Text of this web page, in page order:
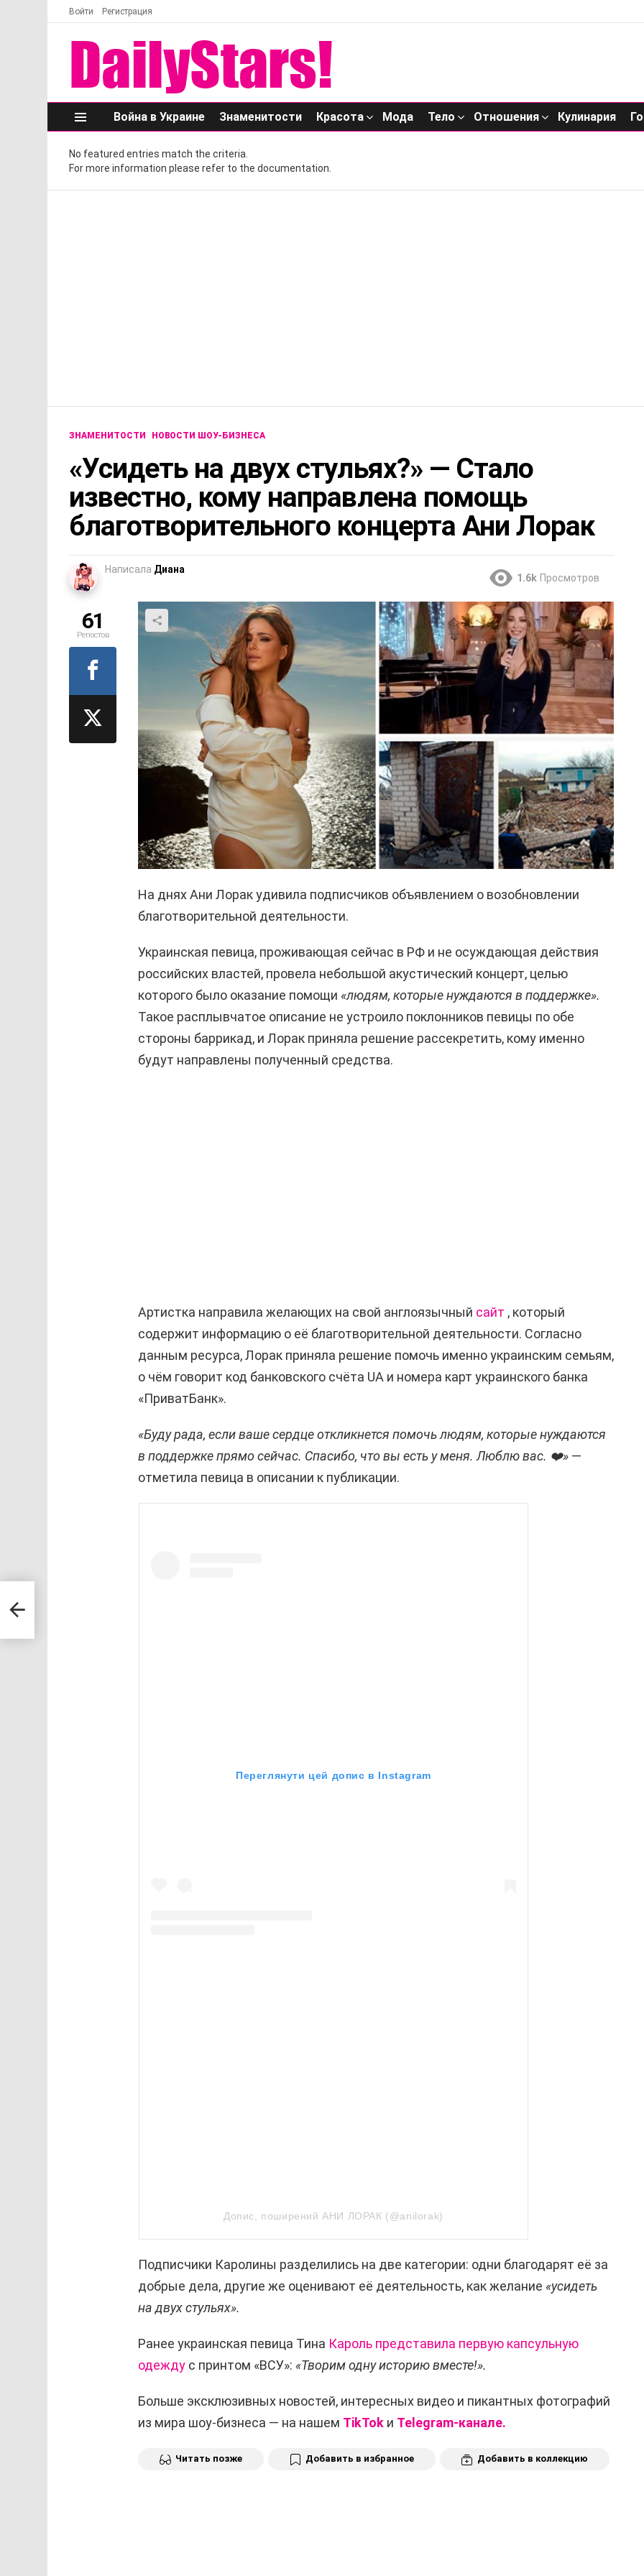
Войти Регистрация
Меню
Война в Украине Знаменитости Красота Мода Тело Отношения Кулинария
No featured entries match the criteria.
For more information please refer to the documentation.
ЗНАМЕНИТОСТИ НОВОСТИ ШОУ-БИЗНЕСА
«Усидеть на двух стульях?» — Стало
известно, кому направлена помощь
благотворительного концерта Ани Лорак
Написала Диана
1.6k Просмотров
На днях Ани Лорак удивила подписчиков объявлением о возобновлении
благотворительной деятельности.
Украинская певица, проживающая сейчас в РФ и не осуждающая действия
российских властей, провела небольшой акустический концерт, целью
которого было оказание помощи «людям, которые нуждаются в поддержке».
Такое расплывчатое описание не устроило поклонников певицы по обе
стороны баррикад, и Лорак приняла решение рассекретить, кому именно
будут направлены полученный средства.
Артистка направила желающих на свой англоязычный сайт , который
содержит информацию о её благотворительной деятельности. Согласно
данным ресурса, Лорак приняла решение помочь именно украинским семьям,
о чём говорит код банковского счёта UA и номера карт украинского банка
«ПриватБанк».
«Буду рада, если ваше сердце откликнется помочь людям, которые нуждаются
в поддержке прямо сейчас. Спасибо, что вы есть у меня. Люблю вас. ❤️» —
отметила певица в описании к публикации.
Переглянути цей допис в Instagram
Допис, поширений АНИ ЛОРАК (@anilorak)
Подписчики Каролины разделились на две категории: одни благодарят её за
добрые дела, другие же оценивают её деятельность, как желание «усидеть
на двух стульях».
Ранее украинская певица Тина Кароль представила первую капсульную
одежду с принтом «ВСУ»: «Творим одну историю вместе!».
Больше эксклюзивных новостей, интересных видео и пикантных фотографий
из мира шоу-бизнеса — на нашем TikTok и Telegram-канале.
Читать позже Добавить в избранное Добавить в коллекцию
61
Репостов